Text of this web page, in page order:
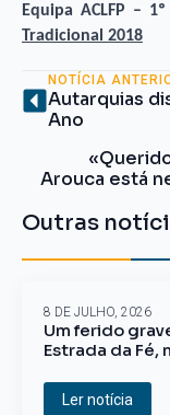
Equipa ACLFP –
Tradicional 2018
NOTÍCIA
Autarquias
Ano
Arouca está
Outras
Um ferido
Estrada da Fé,
8 DE JULHO, 2026
Ler notícia